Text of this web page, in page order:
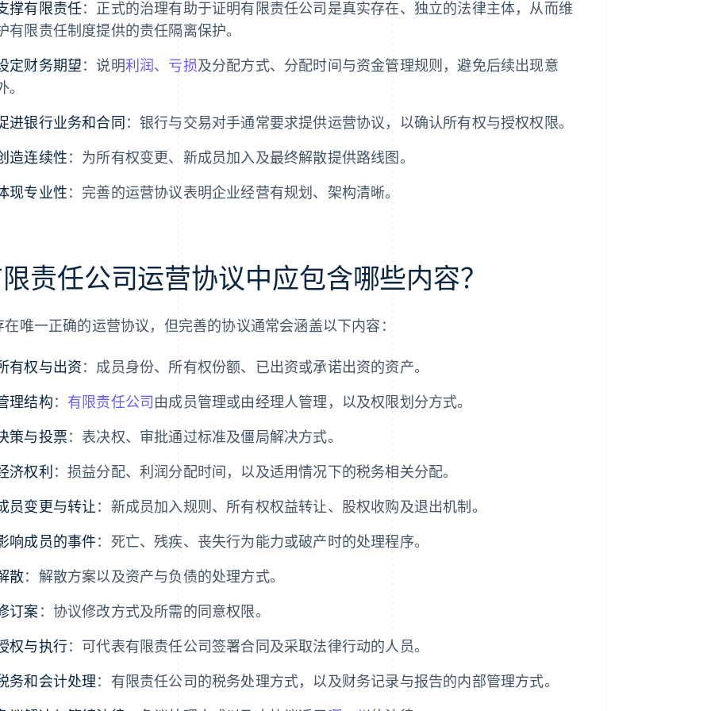
撑有限责任：正式的治理有助于证明有限责任公司是真实存在、独立的法律主体，从而维
有限责任制度提供的责任隔离保护。
定财务期望：说明利润、亏损及分配方式、分配时间与资金管理规则，避免后续出现意
。
进银行业务和合同：银行与交易对手通常要求提供运营协议，以确认所有权与授权权限。
造连续性：为所有权变更、新成员加入及最终解散提供路线图。
现专业性：完善的运营协议表明企业经营有规划、架构清晰。
责任公司运营协议中应包含哪些内容？
在唯一正确的运营协议，但完善的协议通常会涵盖以下内容：
有权与出资：成员身份、所有权份额、已出资或承诺出资的资产。
理结构： 有限责任公司由成员管理或由经理人管理，以及权限划分方式。
策与投票：表决权、审批通过标准及僵局解决方式。
济权利：损益分配、利润分配时间，以及适用情况下的税务相关分配。
员变更与转让 ：新成员加入规则、所有权权益转让、股权收购及退出机制。
响成员的事件：死亡、残疾、丧失行为能力或破产时的处理程序。
散：解散方案以及资产与负债的处理方式。
订案 ：协议修改方式及所需的同意权限。
权与执行：可代表有限责任公司签署合同及采取法律行动的人员。
务和会计处理：有限责任公司的税务处理方式，以及财务记录与报告的内部管理方式。